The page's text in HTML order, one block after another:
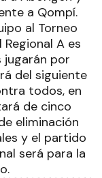
a Qompí.
al Torneo
Regional A es
jugarán por
del siguiente
todos, en
de cinco
eliminación
y el partido
será para la